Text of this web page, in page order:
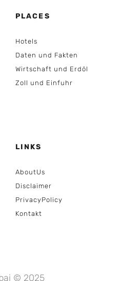
PLACES
Hotels
Daten und Fakten
Wirtschaft und Erdöl
Zoll und Einfuhr
LINKS
AboutUs
Disclaimer
PrivacyPolicy
Kontakt
© 2025